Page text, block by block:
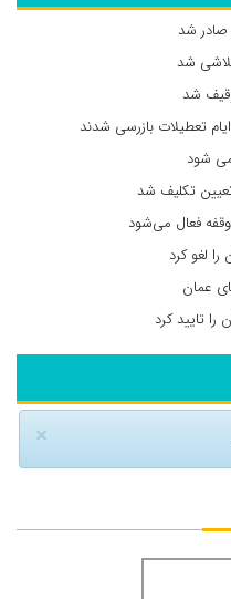
شد
شد
تعطیلات بازرسی شدند
شود
تکلیف شد
فعال می‌شود
لغو کرد
عمان
تایید کرد
×